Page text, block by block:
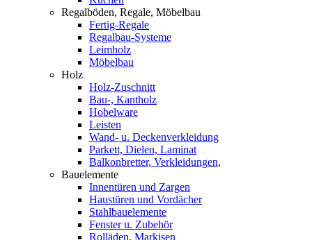
Regalböden, Regale, Möbelbau
Fertig-Regale
Regalbau-Systeme
Leimholz
Möbelbau
Holz
Holz-Zuschnitt
Bau-, Kantholz
Hobelware
Leisten
Wand- u. Deckenverkleidung
Parkett, Dielen, Laminat
Balkonbretter, Verkleidungen,
Bauelemente
Innentüren und Zargen
Haustüren und Vordächer
Stahlbauelemente
Fenster u. Zubehör
Rolläden, Markisen